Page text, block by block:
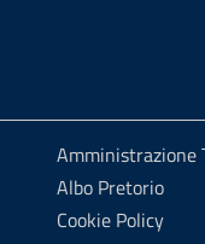
Amministrazione
Albo Pretorio
Cookie Policy